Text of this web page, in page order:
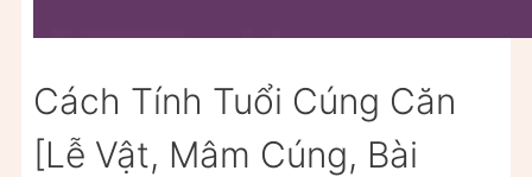
Cách Tính Tuổi Cúng Căn
[Lễ Vật, Mâm Cúng, Bài